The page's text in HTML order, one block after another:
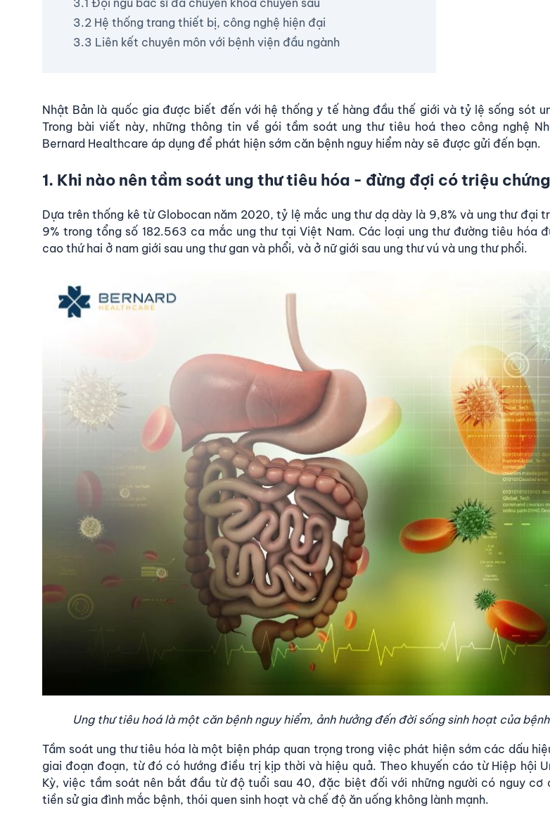
3.1 Đội ngũ bác sĩ đa chuyên khoa chuyên sâu
3.2 Hệ thống trang thiết bị, công nghệ hiện đại
3.3 Liên kết chuyên môn với bệnh viện đầu ngành
Nhật Bản là quốc gia được biết đến với hệ thống y tế hàng đầu thế giới và tỷ lệ sống sót
Trong bài viết này, những thông tin về gói tầm soát ung thư tiêu hoá theo công nghệ
Bernard Healthcare áp dụng để phát hiện sớm căn bệnh nguy hiểm này sẽ được gửi đến bạn.
1. Khi nào nên tầm soát ung thư tiêu hóa - đừng đợi có triệu chứng
Dựa trên thống kê từ Globocan năm 2020, tỷ lệ mắc ung thư dạ dày là 9,8% và ung thư đại
9% trong tổng số 182.563 ca mắc ung thư tại Việt Nam. Các loại ung thư đường tiêu hóa
cao thứ hai ở nam giới sau ung thư gan và phổi, và ở nữ giới sau ung thư vú và ung thư phổi.
Ung thư tiêu hoá là một căn bệnh nguy hiểm, ảnh hưởng đến đời sống sinh hoạt của
Tầm soát ung thư tiêu hóa là một biện pháp quan trọng trong việc phát hiện sớm các dấu
giai đoạn đoạn, từ đó có hướng điều trị kịp thời và hiệu quả. Theo khuyến cáo từ Hiệp hội
Kỳ, việc tầm soát nên bắt đầu từ độ tuổi sau 40, đặc biệt đối với những người có nguy cơ
tiền sử gia đình mắc bệnh, thói quen sinh hoạt và chế độ ăn uống không lành mạnh.